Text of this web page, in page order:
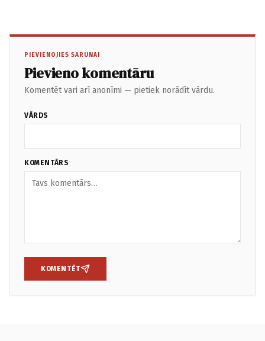
PIEVIENOJIES SARUNAI
Pievieno komentāru
Komentēt vari arī anonīmi — pietiek norādīt vārdu.
VĀRDS
KOMENTĀRS
KOMENTĒT